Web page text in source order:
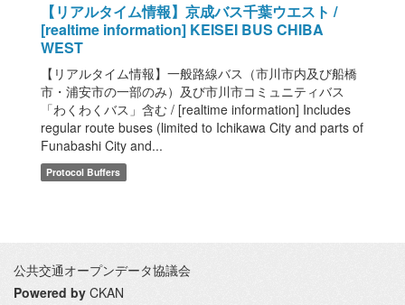
【リアルタイム情報】京成バス千葉ウエスト /
[realtime information] KEISEI BUS CHIBA
WEST
【リアルタイム情報】一般路線バス（市川市内及び船橋
市・浦安市の一部のみ）及び市川市コミュニティバス
「わくわくバス」含む / [realtime information] Includes
regular route buses (limited to Ichikawa City and parts of
Funabashi City and...
Protocol Buffers
公共交通オープンデータ協議会
Powered by CKAN